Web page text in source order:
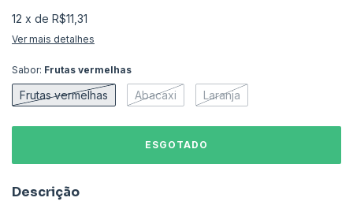
12 x de R$11,31
Ver mais detalhes
Sabor: Frutas vermelhas
Frutas vermelhas Abacaxi Laranja
Descrição